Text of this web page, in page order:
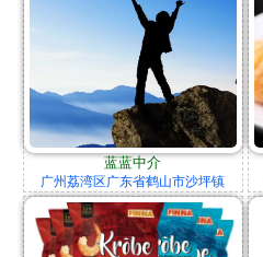
蓝蓝中介
广州荔湾区广东省鹤山市沙坪镇